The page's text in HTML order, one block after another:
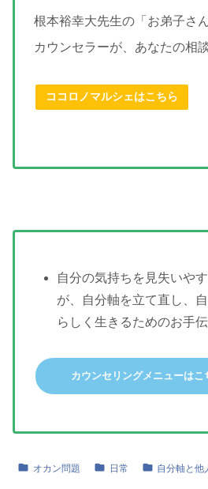
根本裕幸大先生の「お弟子さ
カウンセラーが、あなたの相
ココロノマルシェはこちら
自分の気持ちを見失いや
が、自分軸を立て直し、
らしく生きるためのお手
カウンセリングメニューはこ
オカン問題 日常 自分軸と他